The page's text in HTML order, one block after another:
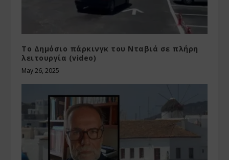
Το Δημόσιο πάρκινγκ του Νταβιά σε πλήρη
λειτουργία (video)
May 26, 2025